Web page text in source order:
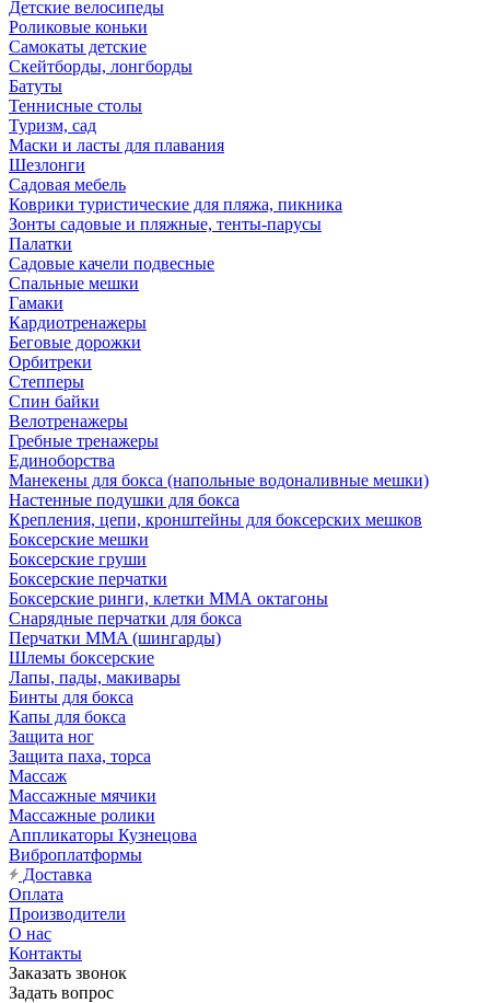
Детские велосипеды
Роликовые коньки
Самокаты детские
Скейтборды, лонгборды
Батуты
Теннисные столы
Туризм, сад
Маски и ласты для плавания
Шезлонги
Садовая мебель
Коврики туристические для пляжа, пикника
Зонты садовые и пляжные, тенты-парусы
Палатки
Садовые качели подвесные
Спальные мешки
Гамаки
Кардиотренажеры
Беговые дорожки
Орбитреки
Степперы
Спин байки
Велотренажеры
Гребные тренажеры
Единоборства
Манекены для бокса (напольные водоналивные мешки)
Настенные подушки для бокса
Крепления, цепи, кронштейны для боксерских мешков
Боксерские мешки
Боксерские груши
Боксерские перчатки
Боксерские ринги, клетки ММА октагоны
Снарядные перчатки для бокса
Перчатки MMA (шингарды)
Шлемы боксерские
Лапы, пады, макивары
Бинты для бокса
Капы для бокса
Защита ног
Защита паха, торса
Массаж
Массажные мячики
Массажные ролики
Аппликаторы Кузнецова
Виброплатформы
Доставка
Оплата
Производители
О нас
Контакты
Заказать звонок
Задать вопрос